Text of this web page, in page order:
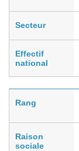
Secteur
Effectif
national
Rang
Raison
sociale